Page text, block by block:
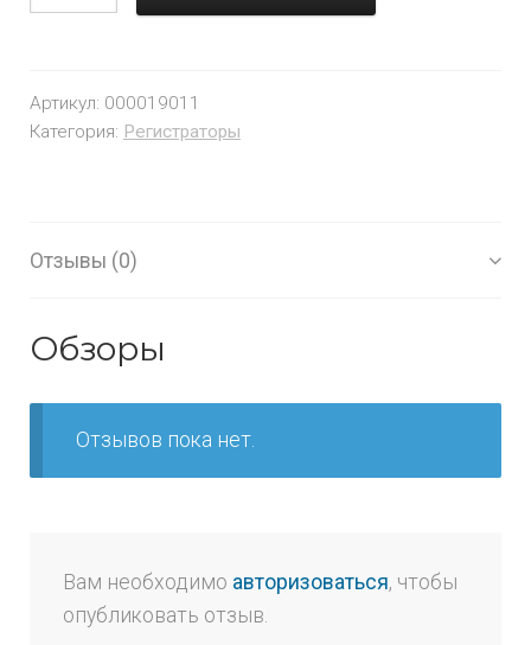
Артикул: 000019011
Категория: Регистраторы
Отзывы (0)
Обзоры
Отзывов пока нет.
Вам необходимо авторизоваться, чтобы
опубликовать отзыв.